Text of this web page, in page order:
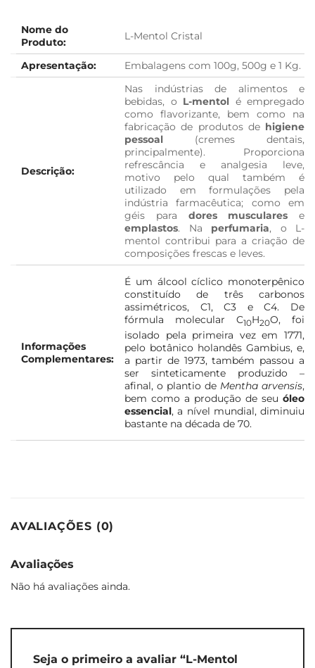
Nome do
Produto:
L-Mentol Cristal
Apresentação: Embalagens com 100g, 500g e 1 Kg.
Descrição:
Nas indústrias de alimentos e
bebidas, o L-mentol é empregado
como flavorizante, bem como na
fabricação de produtos de higiene
pessoal (cremes dentais,
principalmente). Proporciona
refrescância e analgesia leve,
motivo pelo qual também é
utilizado em formulações pela
indústria farmacêutica; como em
géis para dores musculares e
emplastos. Na perfumaria, o L-
mentol contribui para a criação de
composições frescas e leves.
Informações
Complementares:
É um álcool cíclico monoterpênico
constituído de três carbonos
assimétricos, C1, C3 e C4. De
fórmula molecular C10H20O, foi
isolado pela primeira vez em 1771,
pelo botânico holandês Gambius, e,
a partir de 1973, também passou a
ser sinteticamente produzido –
afinal, o plantio de Mentha arvensis,
bem como a produção de seu óleo
essencial, a nível mundial, diminuiu
bastante na década de 70.
AVALIAÇÕES (0)
Avaliações
Não há avaliações ainda.
Seja o primeiro a avaliar “L-Mentol